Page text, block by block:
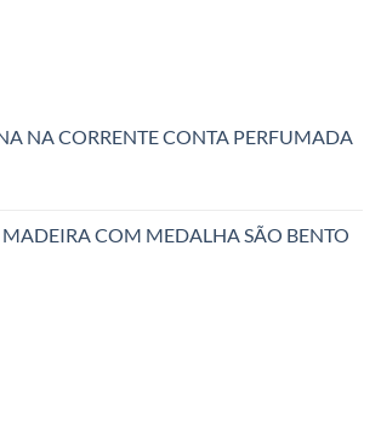
NA CORRENTE CONTA PERFUMADA
COM MEDALHA SÃO BENTO